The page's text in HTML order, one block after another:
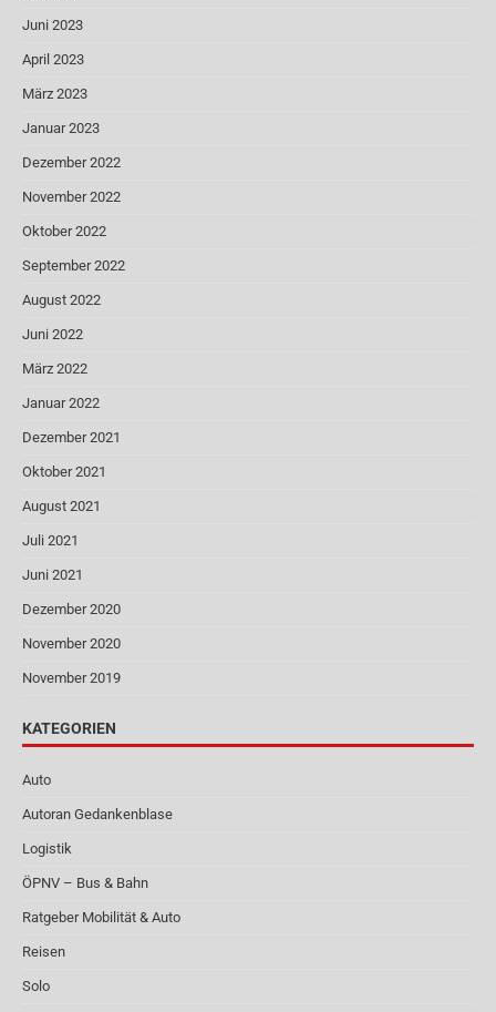
Juni 2023
April 2023
März 2023
Januar 2023
Dezember 2022
November 2022
Oktober 2022
September 2022
August 2022
Juni 2022
März 2022
Januar 2022
Dezember 2021
Oktober 2021
August 2021
Juli 2021
Juni 2021
Dezember 2020
November 2020
November 2019
KATEGORIEN
Auto
Autoran Gedankenblase
Logistik
ÖPNV – Bus & Bahn
Ratgeber Mobilität & Auto
Reisen
Solo